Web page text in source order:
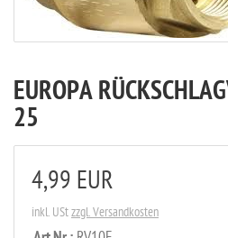
EUROPA
25
4,99 EUR
inkl. UStzzgl. Versandkosten